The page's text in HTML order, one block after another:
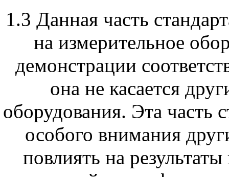
1.3 Данная часть
на измерительное
демонстрации
она не касается
оборудования. Эта часть
особого внимания
повлиять на